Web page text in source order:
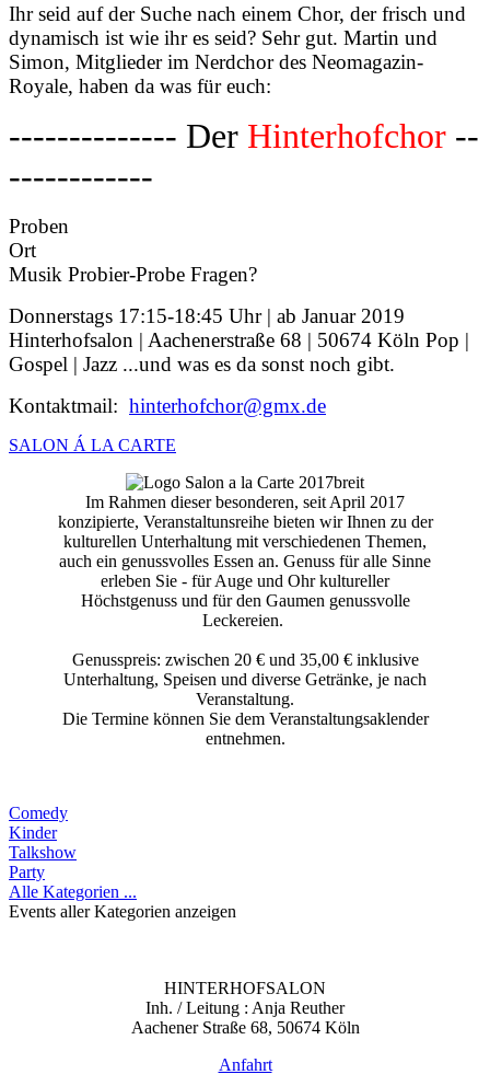
Ihr seid auf der Suche nach einem Chor, der frisch und
dynamisch ist wie ihr es seid? Sehr gut. Martin und
Simon, Mitglieder im Nerdchor des Neomagazin-
Royale, haben da was für euch:
-------------- Der Hinterhofchor --
------------
Proben
Ort
Musik Probier-Probe Fragen?
Donnerstags 17:15-18:45 Uhr | ab Januar 2019
Hinterhofsalon | Aachenerstraße 68 | 50674 Köln Pop |
Gospel | Jazz ...und was es da sonst noch gibt.
Kontaktmail: hinterhofchor@gmx.de
SALON Á LA CARTE
Im Rahmen dieser besonderen, seit April 2017
konzipierte, Veranstaltunsreihe bieten wir Ihnen zu der
kulturellen Unterhaltung mit verschiedenen Themen,
auch ein genussvolles Essen an. Genuss für alle Sinne
erleben Sie - für Auge und Ohr kultureller
Höchstgenuss und für den Gaumen genussvolle
Leckereien.
Genusspreis: zwischen 20 € und 35,00 € inklusive
Unterhaltung, Speisen und diverse Getränke, je nach
Veranstaltung.
Die Termine können Sie dem Veranstaltungsaklender
entnehmen.
Comedy
Kinder
Talkshow
Party
Alle Kategorien ...
Events aller Kategorien anzeigen
HINTERHOFSALON
Inh. / Leitung : Anja Reuther
Aachener Straße 68, 50674 Köln
Anfahrt